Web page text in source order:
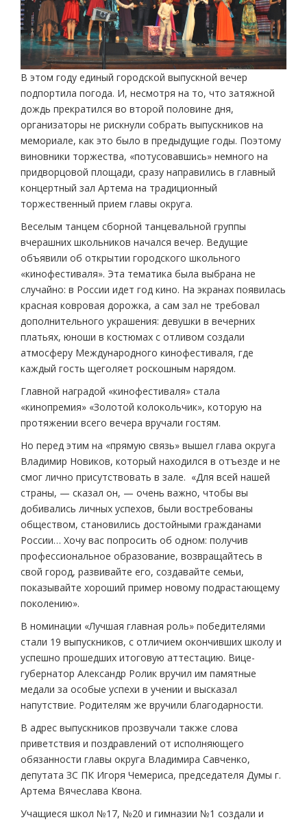
В этом году единый городской выпускной вечер
подпортила погода. И, несмотря на то, что затяжной
дождь прекратился во второй половине дня,
организаторы не рискнули собрать выпускников на
мемориале, как это было в предыдущие годы. Поэтому
виновники торжества, «потусовавшись» немного на
придворцовой площади, сразу направились в главный
концертный зал Артема на традиционный
торжественный прием главы округа.
Веселым танцем сборной танцевальной группы
вчерашних школьников начался вечер. Ведущие
объявили об открытии городского школьного
«кинофестиваля». Эта тематика была выбрана не
случайно: в России идет год кино. На экранах появилась
красная ковровая дорожка, а сам зал не требовал
дополнительного украшения: девушки в вечерних
платьях, юноши в костюмах с отливом создали
атмосферу Международного кинофестиваля, где
каждый гость щеголяет роскошным нарядом.
Главной наградой «кинофестиваля» стала
«кинопремия» «Золотой колокольчик», которую на
протяжении всего вечера вручали гостям.
Но перед этим на «прямую связь» вышел глава округа
Владимир Новиков, который находился в отъезде и не
смог лично присутствовать в зале. «Для всей нашей
страны, — сказал он, — очень важно, чтобы вы
добивались личных успехов, были востребованы
обществом, становились достойными гражданами
России… Хочу вас попросить об одном: получив
профессиональное образование, возвращайтесь в
свой город, развивайте его, создавайте семьи,
показывайте хороший пример новому подрастающему
поколению».
В номинации «Лучшая главная роль» победителями
стали 19 выпускников, с отличием окончивших школу и
успешно прошедших итоговую аттестацию. Вице-
губернатор Александр Ролик вручил им памятные
медали за особые успехи в учении и высказал
напутствие. Родителям же вручили благодарности.
В адрес выпускников прозвучали также слова
приветствия и поздравлений от исполняющего
обязанности главы округа Владимира Савченко,
депутата ЗС ПК Игоря Чемериса, председателя Думы г.
Артема Вячеслава Квона.
Учащиеся школ №17, №20 и гимназии №1 создали и